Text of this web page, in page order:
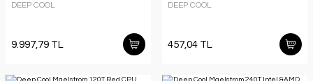
DEEP COOL
9.997,79 TL
DEEP COOL
457,04 TL